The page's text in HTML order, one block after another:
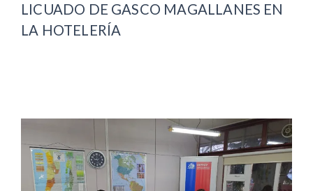
LICUADO DE GASCO MAGALLANES EN
LA HOTELERÍA